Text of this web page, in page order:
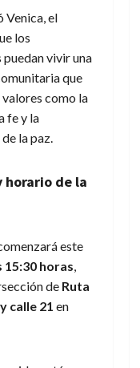
Venica, el
los
vivir una
que
valores como la
fe y la
la paz.
horario de la
este
15:30 horas,
de Ruta
calle 21 en